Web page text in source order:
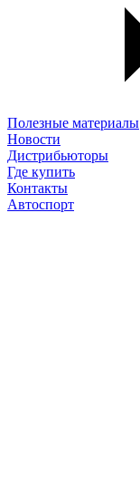
Полезные материалы
Новости
Дистрибьюторы
Где купить
Контакты
Автоспорт